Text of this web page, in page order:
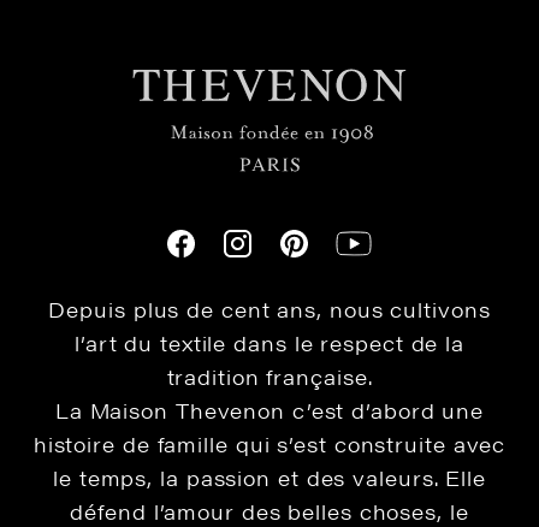
Depuis plus de cent ans, nous cultivons
l’art du textile dans le respect de la
tradition française.
La Maison Thevenon c’est d’abord une
histoire de famille qui s’est construite avec
le temps, la passion et des valeurs. Elle
défend l’amour des belles choses, le